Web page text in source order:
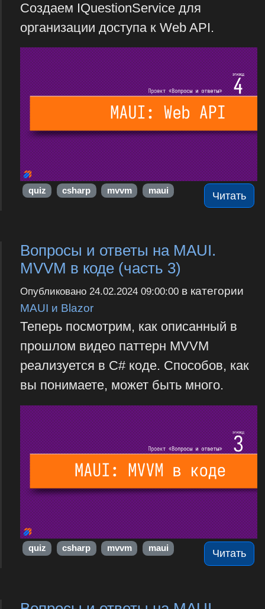
Создаем IQuestionService для
организации доступа к Web API.
Читать
quiz csharp mvvm maui
Вопросы и ответы на MAUI.
MVVM в коде (часть 3)
Опубликовано 24.02.2024 09:00:00в категории
MAUI и Blazor
Теперь посмотрим, как описанный в
прошлом видео паттерн MVVM
реализуется в C# коде. Способов, как
вы понимаете, может быть много.
Читать
quiz csharp mvvm maui